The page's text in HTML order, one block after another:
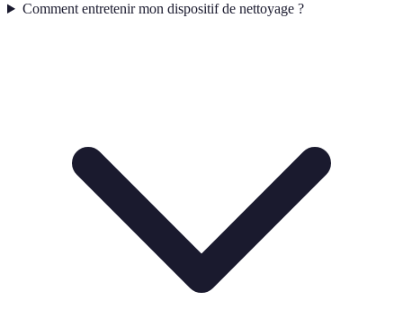
Comment entretenir mon dispositif de nettoyage ?